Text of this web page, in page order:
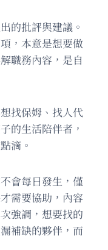
的批評與建議。
，本意是想要做
職務內容，是自
找保姆、找人代
的生活陪伴者，
滴。
會每日發生，僅
需要協助，內容
強調，想要找的
補缺的夥伴，而